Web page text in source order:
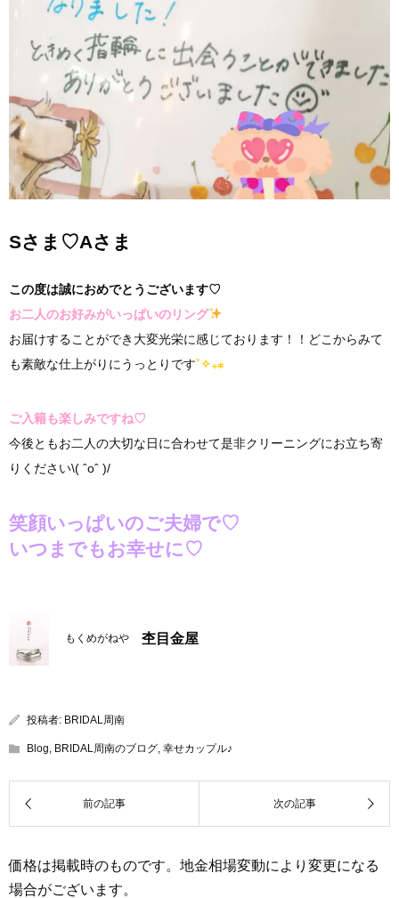
Sさま♡Aさま
この度は誠におめでとうございます♡
お二人のお好みがいっぱいのリング
お届けすることができ大変光栄に感じております！！どこからみて
も素敵な仕上がりにうっとりです˚✧₊⁎
ご入籍も楽しみですね♡
今後ともお二人の大切な日に合わせて是非クリーニングにお立ち寄
りください\( ˆoˆ )/
笑顔いっぱいのご夫婦で♡
いつまでもお幸せに♡
もくめがねや 杢目金屋
投稿者: BRIDAL周南
Blog BRIDAL周南のブログ 幸せカップル♪
価格は掲載時のものです。地金相場変動により変更になる
場合がございます。